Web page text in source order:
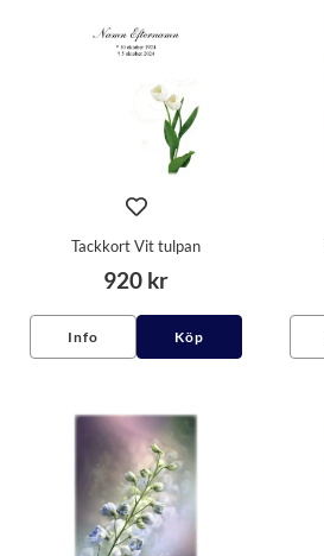
Tackkort Vit tulpan
920 kr
Info Köp